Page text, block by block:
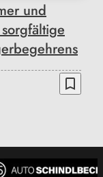
und
bookmark_border